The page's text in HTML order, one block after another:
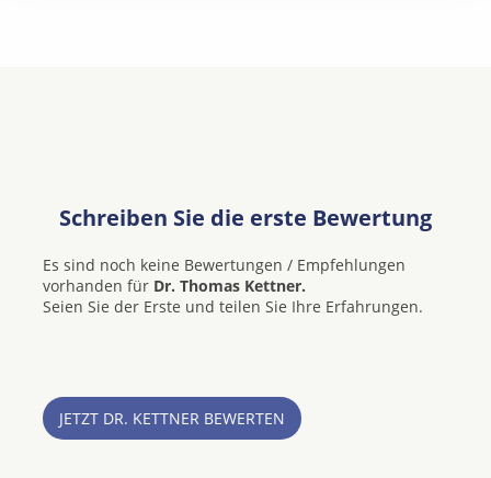
Schreiben Sie die erste Bewertung
Es sind noch keine Bewertungen / Empfehlungen
vorhanden für Dr. Thomas Kettner.
Seien Sie der Erste und teilen Sie Ihre Erfahrungen.
JETZT DR. KETTNER BEWERTEN